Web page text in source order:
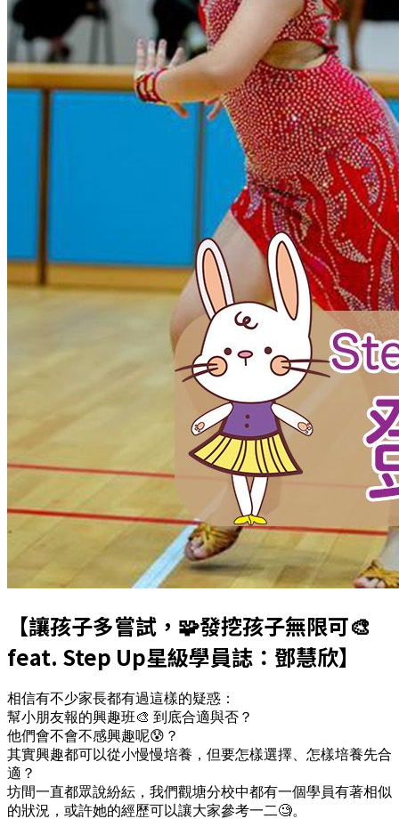
【讓孩子多嘗試，🧩發挖孩子無限可🎨
feat. Step Up星級學員誌：鄧慧欣】
相信有不少家長都有過這樣的疑惑：
幫小朋友報的興趣班🎨 到底合適與否？
他們會不會不感興趣呢😰？
其實興趣都可以從小慢慢培養，但要怎樣選擇、怎樣培養先合
適？
坊間一直都眾說紛紜，我們觀塘分校中都有一個學員有著相似
的狀況，或許她的經歷可以讓大家參考一二🧐。